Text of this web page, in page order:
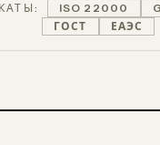
ISO 22000
ГОСТ
ЕАЭС